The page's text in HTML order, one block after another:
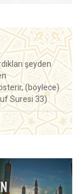
şeyden
(böylece)
Suresi 33)